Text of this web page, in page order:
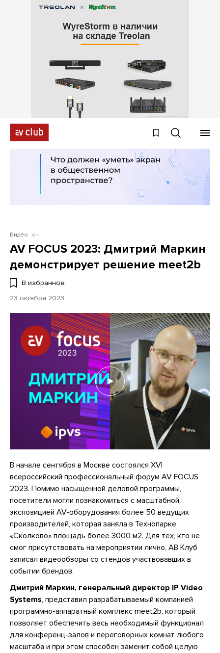
Видео
AV FOCUS 2023: Дмитрий Маркин
демонстрирует решение meet2b
В избранное
23 октября 2023
В начале сентября в Москве состоялся XVI
всероссийский профессиональный форум AV FOCUS
2023. Помимо насыщенной деловой программы,
посетители могли познакомиться с масштабной
экспозицией AV-оборудования более 50 ведущих
производителей, которая заняла в Технопарке
«Сколково» площадь более 3000 м2. Для тех, кто не
смог присутствовать на мероприятии лично, АВ Клуб
записал видеообзоры со стендов участвовавших в
событии брендов.
Дмитрий Маркин, генеральный директор IP Video
Systems, представил разрабатываемый компанией
программно-аппаратный комплекс meet2b, который
позволяет обеспечить весь необходимый функционал
для конференц-залов и переговорных комнат любого
масштаба и при этом способен заменит собой целую